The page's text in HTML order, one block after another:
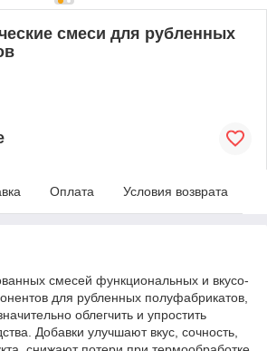
смеси для рубленных
Оплата Условия возврата
смесей функциональных и вкусо-
для рубленных полуфабрикатов,
облегчить и упростить
Добавки улучшают вкус, сочность,